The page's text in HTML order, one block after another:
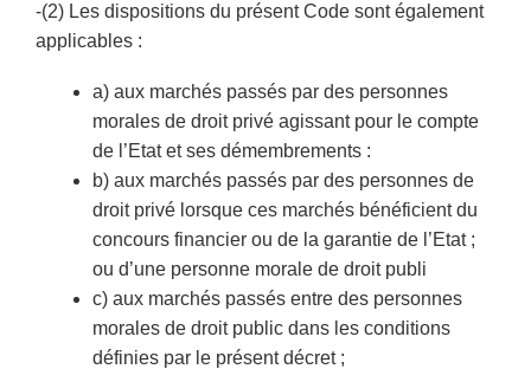
-(2) Les dispositions du présent Code sont également
applicables :
a) aux marchés passés par des personnes
morales de droit privé agissant pour le compte
de l’Etat et ses démembrements :
b) aux marchés passés par des personnes de
droit privé lorsque ces marchés bénéficient du
concours financier ou de la garantie de l’Etat ;
ou d’une personne morale de droit publi
c) aux marchés passés entre des personnes
morales de droit public dans les conditions
définies par le présent décret ;